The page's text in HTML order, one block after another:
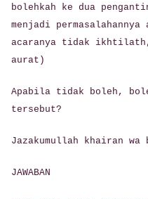
bolehkah ke dua
menjadi
acaranya tidak ikhtilath,
aurat)
Apabila tidak boleh,
tersebut?
Jazakumullah khairan
JAWABAN